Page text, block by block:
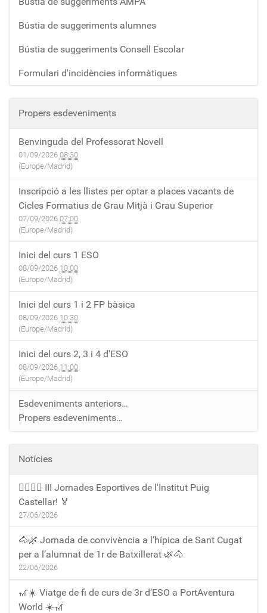
Bústia de suggeriments alumnes
Bústia de suggeriments Consell Escolar
Formulari d'incidències informàtiques
Propers esdeveniments
Benvinguda del Professorat Novell
01/09/2026 08:30
(Europe/Madrid)
Inscripció a les llistes per optar a places vacants de
Cicles Formatius de Grau Mitjà i Grau Superior
07/09/2026 07:00
(Europe/Madrid)
Inici del curs 1 ESO
08/09/2026 10:00
(Europe/Madrid)
Inici del curs 1 i 2 FP bàsica
08/09/2026 10:30
(Europe/Madrid)
Inici del curs 2, 3 i 4 d'ESO
08/09/2026 11:00
(Europe/Madrid)
Esdeveniments anteriors…
Propers esdeveniments…
Notícies
🏃‍♀️🏃‍♂️ III Jornades Esportives de l'Institut Puig
Castellar! 🏅
27/06/2026
🐴🌿 Jornada de convivència a l’hípica de Sant Cugat
per a l’alumnat de 1r de Batxillerat 🌿🐴
22/06/2026
🎢☀️ Viatge de fi de curs de 3r d’ESO a PortAventura
World ☀️🎢